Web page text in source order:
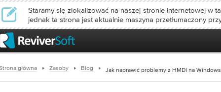
Staramy się zlokalizować na naszej stronie internetowej w
jednak ta strona jest aktualnie maszyna przetłumaczony
główna Zasoby Blog Jak naprawić problemy z HMDI na Windows